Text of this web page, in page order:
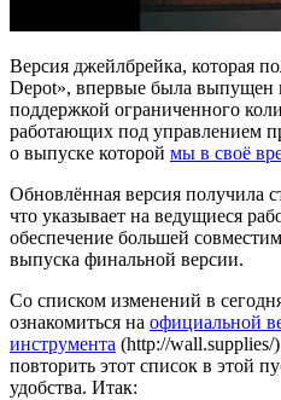
Версия джейлбрейка, которая
Depot», впервые была выпущен
поддержкой ограниченного
работающих под управлением
о выпуске которой мы в своё
Обновлённая версия получила
что указывает на ведущиеся
обеспечение большей
выпуска финальной версии.
Со списком изменений в
ознакомиться на официальной
инструмента (http://
повторить этот список в этой
удобства. Итак: